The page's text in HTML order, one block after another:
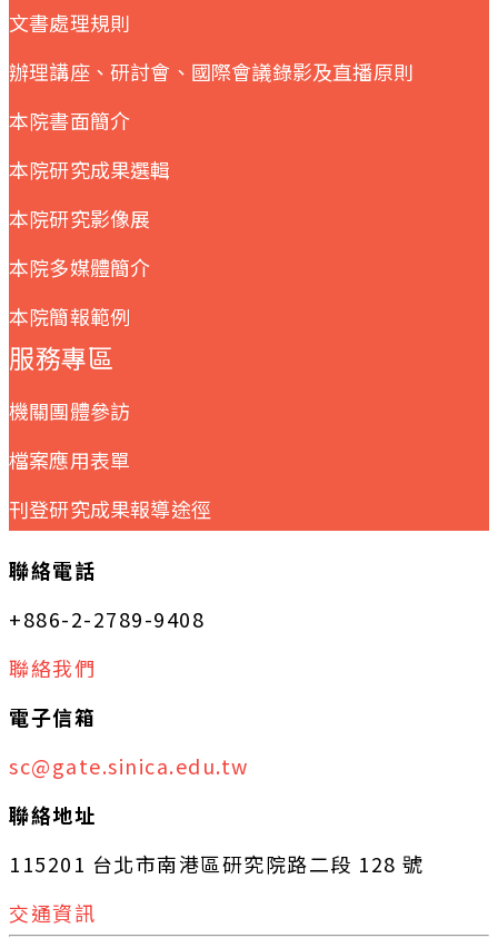
文書處理規則
辦理講座、研討會、國際會議錄影及直播原則
本院書面簡介
本院研究成果選輯
本院研究影像展
本院多媒體簡介
本院簡報範例
服務專區
機關團體參訪
檔案應用表單
刊登研究成果報導途徑
聯絡電話
+886-2-2789-9408
聯絡我們
電子信箱
sc@gate.sinica.edu.tw
聯絡地址
115201 台北市南港區研究院路二段 128 號
交通資訊